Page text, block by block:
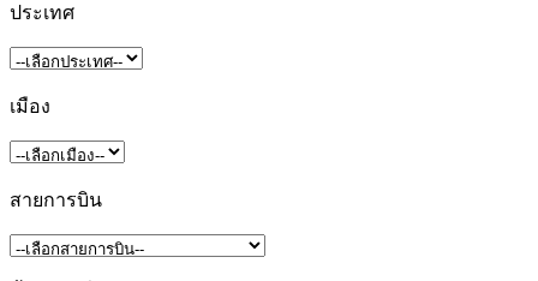
ประเทศ
เมือง
สายการบิน